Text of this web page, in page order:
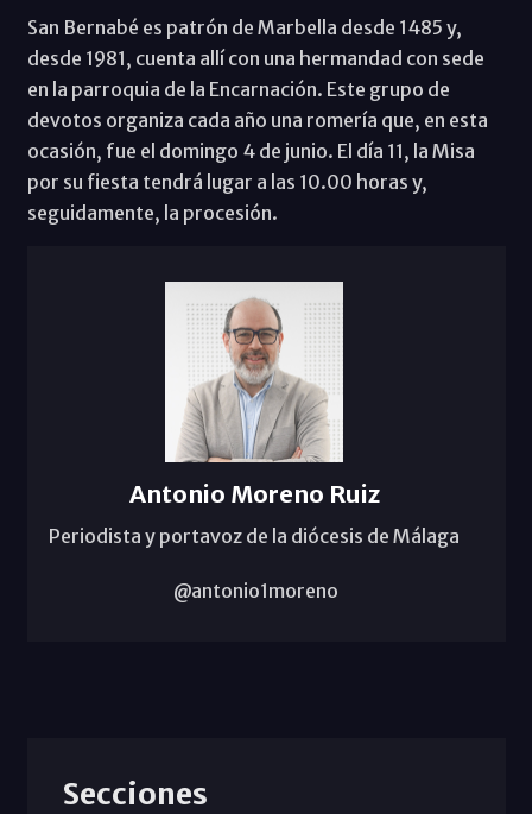
San Bernabé es patrón de Marbella desde 1485 y,
desde 1981, cuenta allí con una hermandad con sede
en la parroquia de la Encarnación. Este grupo de
devotos organiza cada año una romería que, en esta
ocasión, fue el domingo 4 de junio. El día 11, la Misa
por su fiesta tendrá lugar a las 10.00 horas y,
seguidamente, la procesión.
Antonio Moreno Ruiz
Periodista y portavoz de la diócesis de Málaga
@antonio1moreno
Secciones